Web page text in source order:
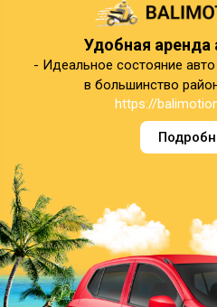
Удобная
- Идеальное состояние
в большинство
https://